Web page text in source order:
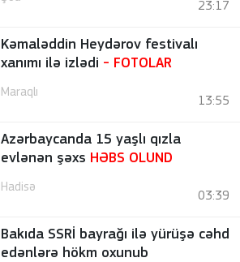
23:17
Kəmaləddin Heydərov festivalı
xanımı ilə izlədi - FOTOLAR
Maraqlı
13:55
Azərbaycanda 15 yaşlı qızla
evlənən şəxs HƏBS OLUND
Hadisə
03:39
Bakıda SSRİ bayrağı ilə yürüşə cəhd
edənlərə hökm oxunub